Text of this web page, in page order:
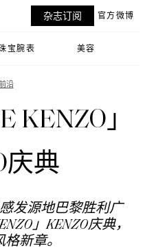
宝腕表 美容
杂志订阅 官方微博
沿
KENZO」
庆典
发源地巴黎胜利广
」KENZO庆典，
格新章。